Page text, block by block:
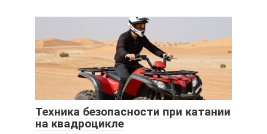
Техника безопасности при катании
на квадроцикле